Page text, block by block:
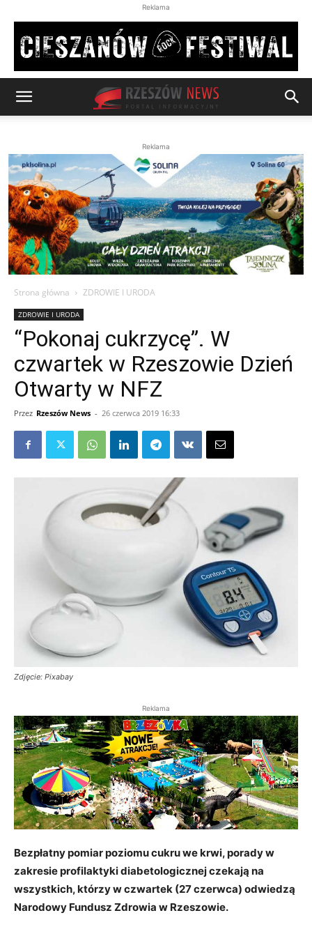
Reklama
Reklama
Strona główna ZDROWIE I URODA
ZDROWIE I URODA
“Pokonaj cukrzycę”. W
czwartek w Rzeszowie Dzień
Otwarty w NFZ
Przez Rzeszów News - 26 czerwca 2019 16:33
Zdjęcie: Pixabay
Reklama
Bezpłatny pomiar poziomu cukru we krwi, porady w
zakresie profilaktyki diabetologicznej czekają na
wszystkich, którzy w czwartek (27 czerwca) odwiedzą
Narodowy Fundusz Zdrowia w Rzeszowie.